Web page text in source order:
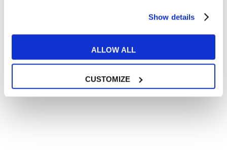
Show details
ALLOW ALL
CUSTOMIZE
** le sedi contrassegnate con * offrono sempre solo corsi online
RICHIEDI INFORMAZIONI